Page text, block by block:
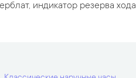
индикатор резерва хода